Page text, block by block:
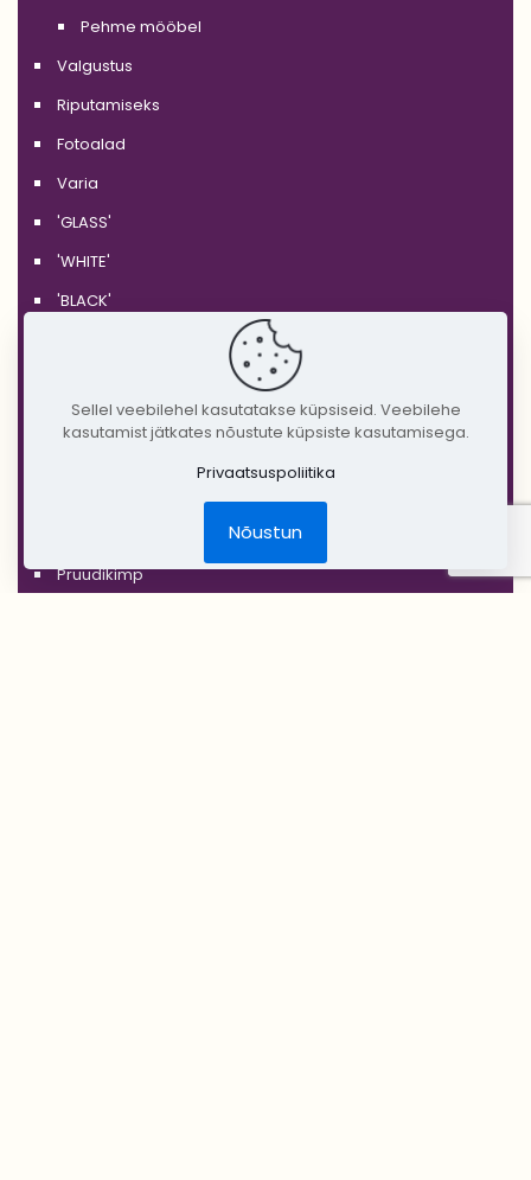
Pehme mööbel
Valgustus
Riputamiseks
Fotoalad
Varia
'GLASS'
'WHITE'
'BLACK'
'COPPER'
DIY Create Your Wedding
Pruudikimp
Sellel veebilehel kasutatakse küpsiseid. Veebilehe
kasutamist jätkates nõustute küpsiste kasutamisega.
Privaatsuspoliitika
Nõustun